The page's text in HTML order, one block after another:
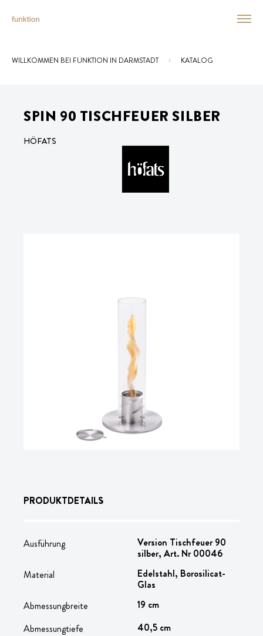
Sie sind hier:
WILLKOMMEN BEI FUNKTION IN DARMSTADT KATALOG
SPIN 90 TISCHFEUER SILBER
HÖFATS
PRODUKTDETAILS
Ausführung
Version Tischfeuer 90
silber, Art. Nr 00046
Material
Edelstahl, Borosilicat-
Glas
Abmessungbreite
19 cm
Abmessungtiefe
40,5 cm